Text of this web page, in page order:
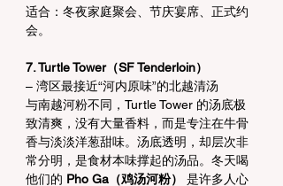
适合：冬夜家庭聚会、节庆宴席、正式约
会。
7. Turtle Tower（SF Tenderloin）
– 湾区最接近“河内原味”的北越清汤
与南越河粉不同，Turtle Tower 的汤底极
致清爽，没有大量香料，而是专注在牛骨
香与淡淡洋葱甜味。汤底透明，却层次非
常分明，是食材本味撑起的汤品。冬天喝
他们的 Pho Ga（鸡汤河粉） 是许多人心